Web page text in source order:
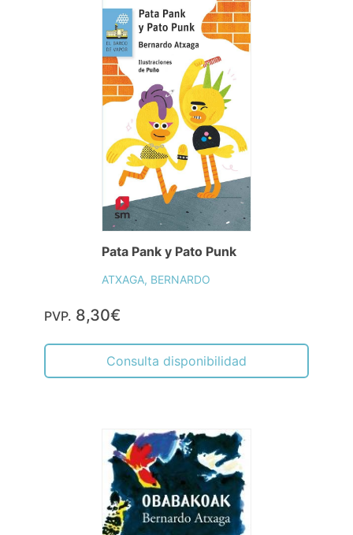
Pata Pank y Pato Punk
ATXAGA, BERNARDO
PVP. 8,30€
Consulta disponibilidad